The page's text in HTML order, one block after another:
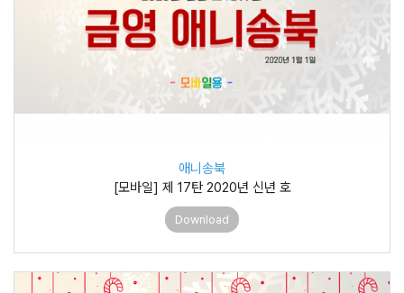
애니송북
[모바일] 제 17탄 2020년 신년 호
Download